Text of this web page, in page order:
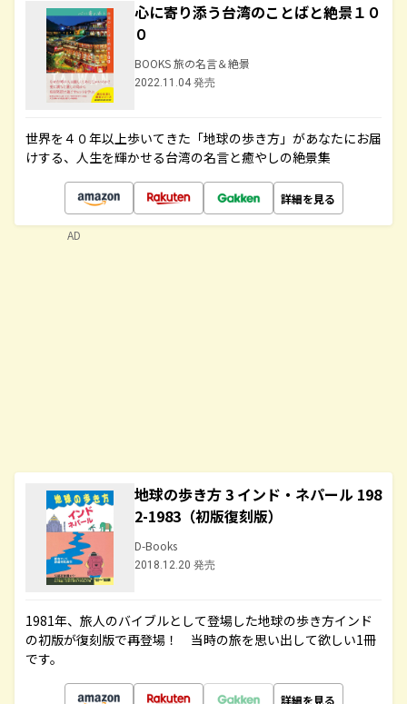
心に寄り添う台湾のことばと絶景１０
０
BOOKS 旅の名言＆絶景
2022.11.04 発売
世界を４０年以上歩いてきた「地球の歩き方」があなたにお届
けする、人生を輝かせる台湾の名言と癒やしの絶景集
詳細を見る
地球の歩き方 3 インド・ネパール 198
2-1983（初版復刻版）
D-Books
2018.12.20 発売
1981年、旅人のバイブルとして登場した地球の歩き方インド
の初版が復刻版で再登場！ 当時の旅を思い出して欲しい1冊
です。
詳細を見る
AD